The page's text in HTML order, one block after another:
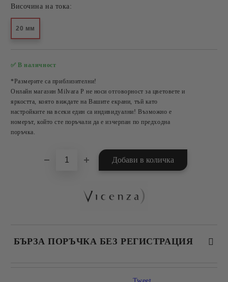
Височина на тока:
20 мм
✅ В наличност
*Размерите са приблизителни!
Онлайн магазин Milvara P не носи отговорност за цветовете и
яркостта, която виждате на Вашите екрани, тъй като
настройките на всеки един са индивидуални! Възможно е
номерът, който сте поръчали да е изчерпан по предходна
поръчка.
БЪРЗА ПОРЪЧКА БЕЗ РЕГИСТРАЦИЯ